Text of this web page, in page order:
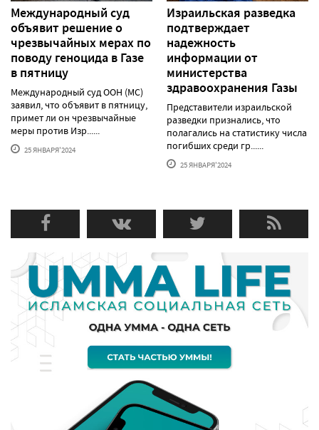
Международный суд
объявит решение о
чрезвычайных мерах по
поводу геноцида в Газе
в пятницу
Международный суд ООН (МС)
заявил, что объявит в пятницу,
примет ли он чрезвычайные
меры против Изр......
25 ЯНВАРЯ'2024
Израильская разведка
подтверждает
надежность
информации от
министерства
здравоохранения Газы
Представители израильской
разведки признались, что
полагались на статистику числа
погибших среди гр......
25 ЯНВАРЯ'2024